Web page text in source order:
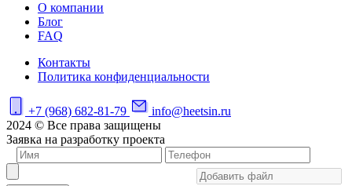
О компании
Блог
FAQ
Контакты
Политика конфиденциальности
+7 (968) 682-81-79
info@heetsin.ru
2024 © Все права защищены
Заявка на разработку проекта